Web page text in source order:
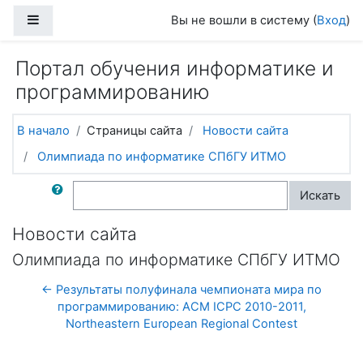
Вы не вошли в систему (Вход)
Портал обучения информатике и
программированию
В начало Страницы сайта
Новости сайта
Олимпиада по информатике СПбГУ ИТМО
Поиск по форумам Искать
Новости сайта
Олимпиада по информатике СПбГУ ИТМО
← Результаты полуфинала чемпионата мира по
программированию: ACM ICPC 2010-2011,
Northeastern European Regional Contest